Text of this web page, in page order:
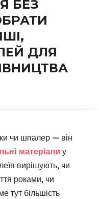
БЕЗ
ДЛЯ
чи шпалер — він
матеріали у
вирішують, чи
роками, чи
тут більшість